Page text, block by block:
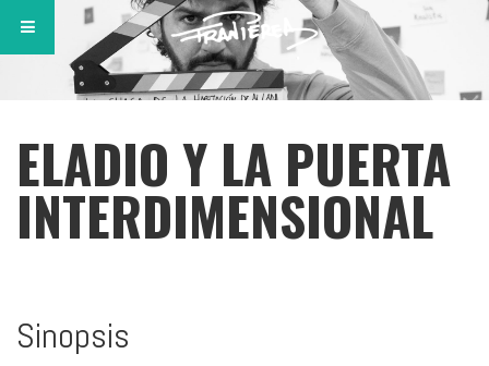
ELADIO Y LA PUERTA
INTERDIMENSIONAL
Sinopsis